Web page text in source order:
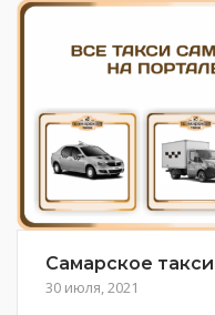
Самарское
30 июля, 2021